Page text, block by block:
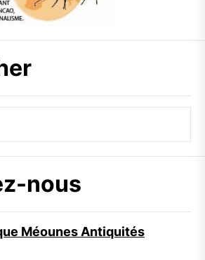
nous
Méounes Antiquités